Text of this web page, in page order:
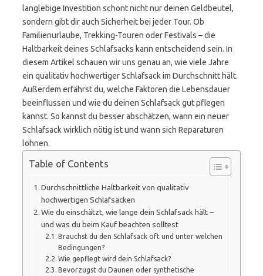
langlebige Investition schont nicht nur deinen Geldbeutel,
sondern gibt dir auch Sicherheit bei jeder Tour. Ob
Familienurlaube, Trekking-Touren oder Festivals – die
Haltbarkeit deines Schlafsacks kann entscheidend sein. In
diesem Artikel schauen wir uns genau an, wie viele Jahre
ein qualitativ hochwertiger Schlafsack im Durchschnitt hält.
Außerdem erfährst du, welche Faktoren die Lebensdauer
beeinflussen und wie du deinen Schlafsack gut pflegen
kannst. So kannst du besser abschätzen, wann ein neuer
Schlafsack wirklich nötig ist und wann sich Reparaturen
lohnen.
Table of Contents
Durchschnittliche Haltbarkeit von qualitativ
hochwertigen Schlafsäcken
Wie du einschätzt, wie lange dein Schlafsack hält –
und was du beim Kauf beachten solltest
Brauchst du den Schlafsack oft und unter welchen
Bedingungen?
Wie gepflegt wird dein Schlafsack?
Bevorzugst du Daunen oder synthetische